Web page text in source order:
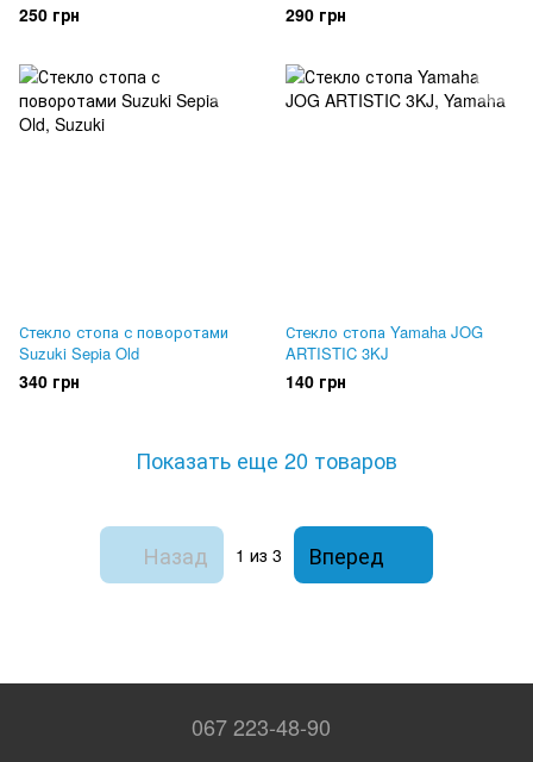
250 грн 290 грн
Стекло стопа с поворотами
Suzuki Sepia Old
340 грн
Стекло стопа Yamaha JOG
ARTISTIC 3KJ
140 грн
Показать еще 20 товаров
Назад 1 из 3 Вперед
067 223-48-90